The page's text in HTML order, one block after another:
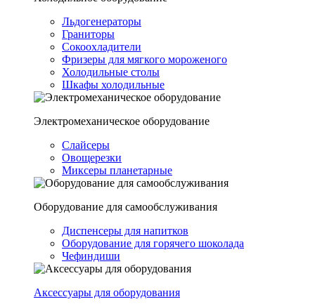
Льдогенераторы
Граниторы
Сокоохладители
Фризеры для мягкого мороженого
Холодильные столы
Шкафы холодильные
Электромеханическое оборудование
Слайсеры
Овощерезки
Миксеры планетарные
Оборудование для самообслуживания
Диспенсеры для напитков
Оборудование для горячего шоколада
Чефиндиши
Аксессуары для оборудования